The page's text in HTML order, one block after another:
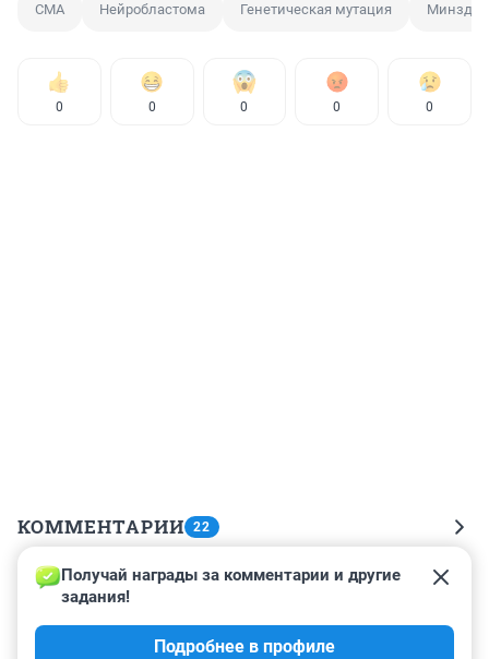
СМА Нейробластома Генетическая мутация
0 0 0 0 0
КОММЕНТАРИИ 22
Гость
16 декабря 2023, 12:14
Мы в восхищении! Для кого эти «лекарства»,
Получай награды за комментарии и другие
задания!
Подробнее в профиле